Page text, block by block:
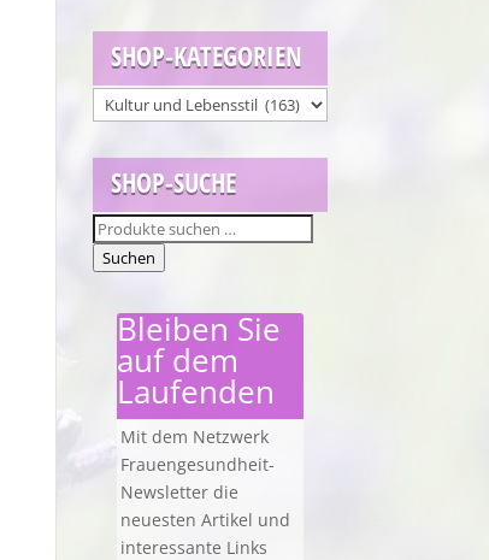
SHOP-KATEGORIEN
SHOP-SUCHE
Suchen
nach:
Suchen
Bleiben Sie
auf dem
Laufenden
Mit dem Netzwerk
Frauengesundheit-
Newsletter die
neuesten Artikel und
interessante Links